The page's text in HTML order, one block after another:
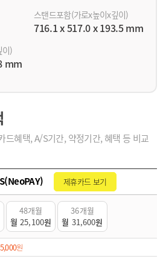
스탠드포함(가로x높이x깊이)
716.1 x 517.0 x 193.5 mm
이)
mm
드혜택, A/S기간, 약정기간, 혜택 등 비교
제휴카드 보기
48개월
월25,100원
36개월
월 31,600원
원